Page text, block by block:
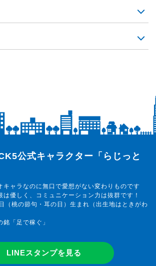
君
公式キャラクター「らじっと
キャラなのに無口で愛想がない変わりものです
は優しく、コミュニケーション力は抜群です！
（桃の節句・耳の日）生まれ（出生地はときがわ
銘「足で稼ぐ」
LINEスタンプを見る